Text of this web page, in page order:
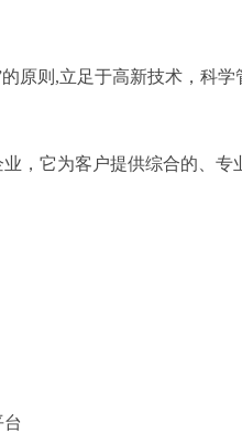
原则,立足于高新技术，科
，它为客户提供综合的、